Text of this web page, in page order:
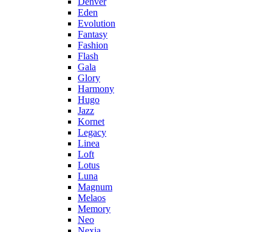
Eden
Evolution
Fantasy
Fashion
Flash
Gala
Glory
Harmony
Hugo
Jazz
Kornet
Legacy
Linea
Loft
Lotus
Luna
Magnum
Melaos
Memory
Neo